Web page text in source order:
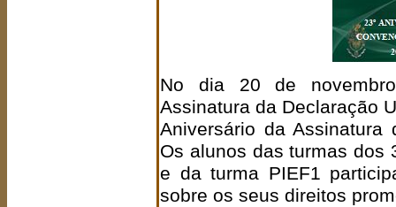
No dia 20 de
Assinatura da Declaração
Aniversário da Assinatura
Os alunos das turmas dos
e da turma PIEF1
sobre os seus direitos